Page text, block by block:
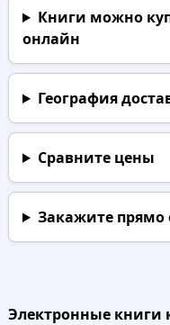
Книги можно
онлайн
География
Сравните цены
Закажите прямо
Электронные книги